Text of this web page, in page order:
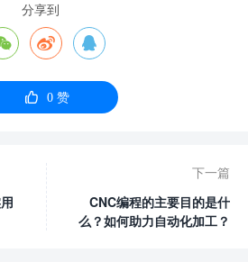
分享到
 
 0赞
下一篇
CNC编程的主要目的是什
么？如何助力自动化加工？